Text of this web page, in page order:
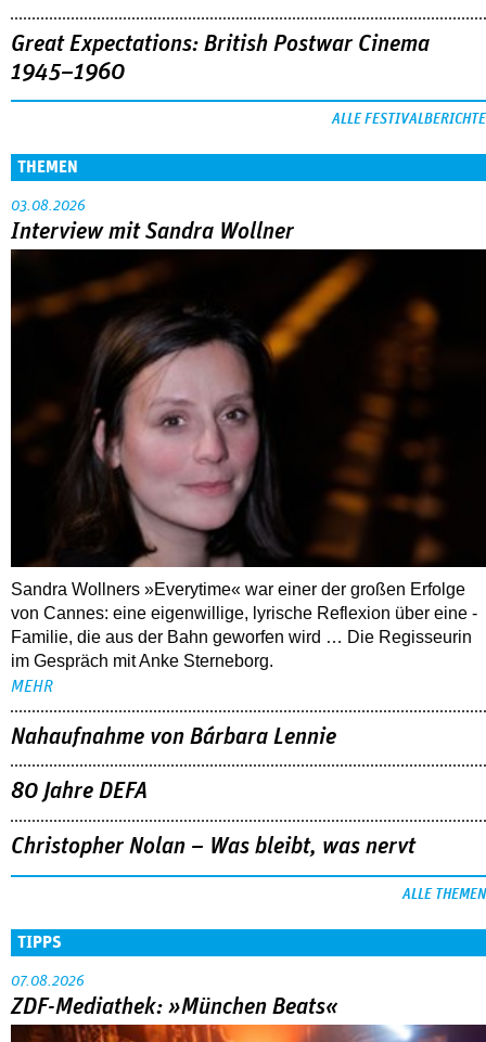
Great Expectations: British Postwar Cinema
1945–1960
ALLE FESTIVALBERICHTE
THEMEN
03.08.2026
Interview mit Sandra Wollner
Sandra Wollners »Everytime« war einer der großen Erfolge
von Cannes: eine eigenwillige, lyrische Reflexion über eine ­
Familie, die aus der Bahn geworfen wird … Die Regisseurin
im Gespräch mit Anke Sterneborg.
MEHR
Nahaufnahme von Bárbara Lennie
80 Jahre DEFA
Christopher Nolan – Was bleibt, was nervt
ALLE THEMEN
TIPPS
07.08.2026
ZDF-Mediathek: »München Beats«